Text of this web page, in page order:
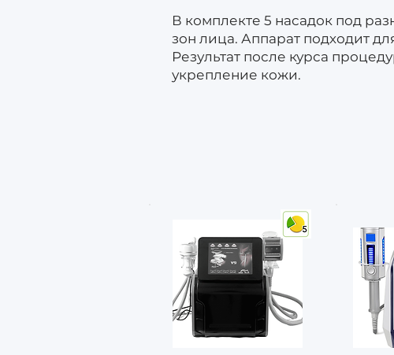
В комплекте 5 насадок под
зон лица. Аппарат подходит
Результат после курса
укрепление кожи.